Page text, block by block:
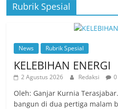
Rubrik Spesial
News Rubrik Spesial
KELEBIHAN ENERGI
2 Agustus 2026 Redaksi 0
Oleh: Ganjar Kurnia
bangun di dua pertiga malam